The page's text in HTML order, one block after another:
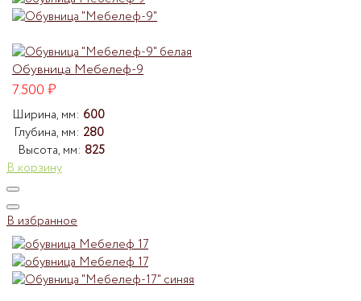
Обувница Мебелеф-9
7.500₽
Ширина, мм: 600
Глубина, мм: 280
Высота, мм: 825
В корзину
В избранное